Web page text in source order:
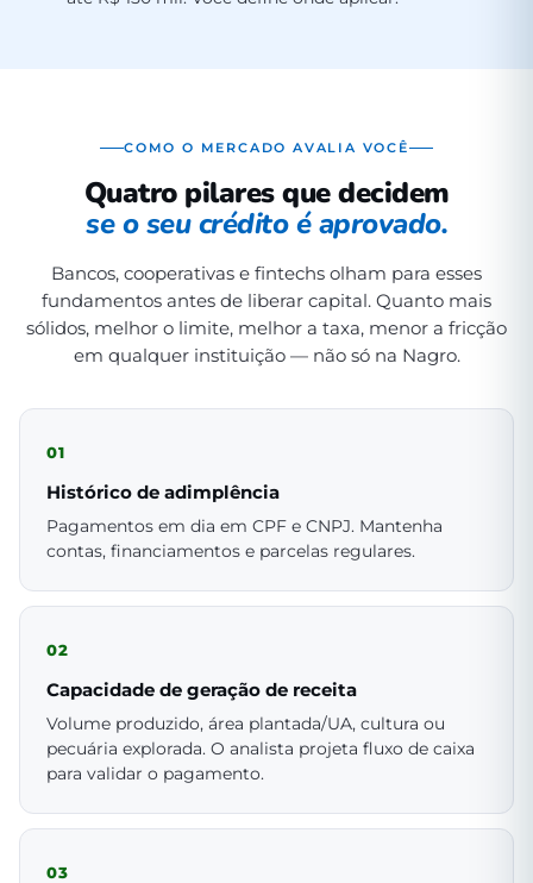
COMO O MERCADO AVALIA VOCÊ
Quatro pilares que decidem
se o seu crédito é aprovado.
Bancos, cooperativas e fintechs olham para esses
fundamentos antes de liberar capital. Quanto mais
sólidos, melhor o limite, melhor a taxa, menor a fricção
em qualquer instituição — não só na Nagro.
01
Histórico de adimplência
Pagamentos em dia em CPF e CNPJ. Mantenha
contas, financiamentos e parcelas regulares.
02
Capacidade de geração de receita
Volume produzido, área plantada/UA, cultura ou
pecuária explorada. O analista projeta fluxo de caixa
para validar o pagamento.
03